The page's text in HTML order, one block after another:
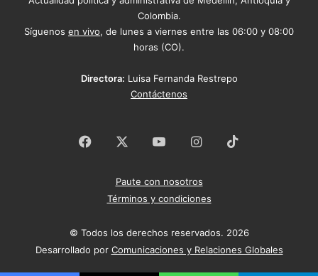
Colombia.
Síguenos en vivo, de lunes a viernes entre las 06:00 y 08:00
horas (CO).
Directora: Luisa Fernanda Restrepo
Contáctenos
Facebook YouTubeInstagram
Paute con nosotros
Términos y condiciones
© Todos los derechos reservados. 2026
Desarrollado por Comunicaciones y Relaciones Globales